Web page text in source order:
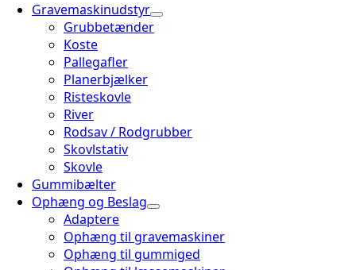
Gravemaskinudstyr
Grubbetænder
Koste
Pallegafler
Planerbjælker
Risteskovle
River
Rodsav / Rodgrubber
Skovlstativ
Skovle
Gummibælter
Ophæng og Beslag
Adaptere
Ophæng til gravemaskiner
Ophæng til gummiged